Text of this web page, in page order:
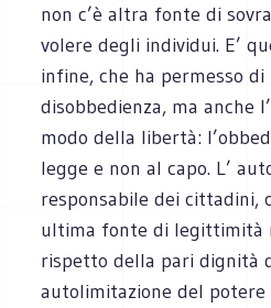
non c’è altra fonte di
volere degli individui. E’
infine, che ha permesso
disobbedienza, ma anche
modo della libertà:
legge e non al capo. L’
responsabile dei cittadini,
ultima fonte di legittimità
rispetto della pari dignità
autolimitazione del